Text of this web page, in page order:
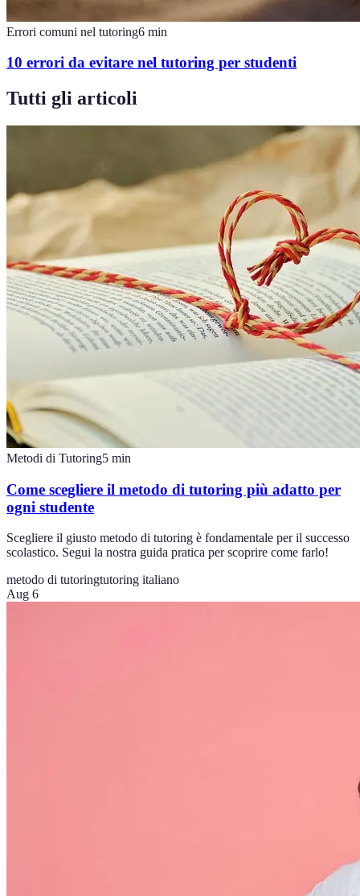
Errori comuni nel tutoring6 min
10 errori da evitare nel tutoring per studenti
Tutti gli articoli
Metodi di Tutoring5 min
Come scegliere il metodo di tutoring più adatto per
ogni studente
Scegliere il giusto metodo di tutoring è fondamentale per il successo
scolastico. Segui la nostra guida pratica per scoprire come farlo!
metodo di tutoringtutoring italiano
Aug 6